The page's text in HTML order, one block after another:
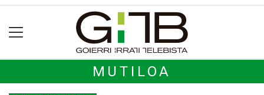
MUTILOA